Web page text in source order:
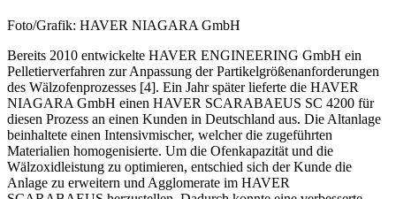
Foto/Grafik: HAVER NIAGARA GmbH
Bereits 2010 entwickelte HAVER ENGINEERING GmbH ein
Pelletierverfahren zur Anpassung der Partikelgrößenanforderungen
des Wälzofenprozesses [4]. Ein Jahr später lieferte die HAVER
NIAGARA GmbH einen HAVER SCARABAEUS SC 4200 für
diesen Prozess an einen Kunden in Deutschland aus. Die Altanlage
beinhaltete einen Intensivmischer, welcher die zugeführten
Materialien homogenisierte. Um die Ofenkapazität und die
Wälzoxidleistung zu optimieren, entschied sich der Kunde die
Anlage zu erweitern und Agglomerate im HAVER